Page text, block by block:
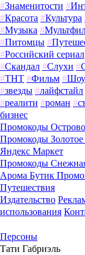
#Знаменитости #
#Красота #Культура
#Музыка #
#Питомцы #
#Российский сериал
#Скандал #Слухи #
#ТНТ #Фильм #Шоу
#звезды #лайфстайл
#реалити #роман #
бизнес
Промокоды
Промокоды Золотое
Яндекс Маркет
Промокоды
Арома Бутик
Путешествия
Издательство
использования
Персоны
Тати Габриэль